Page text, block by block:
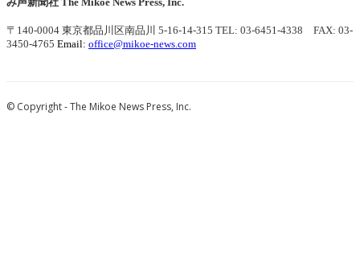
〒140-0004 東京都品川区南品川 5-16-14-315 TEL: 03-6451-4338 FAX: 03-
3450-4765 Email: office@mikoe-news.com
© Copyright - The Mikoe News Press, Inc.